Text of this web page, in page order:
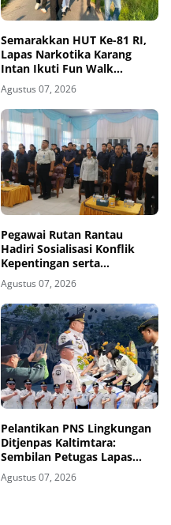
Semarakkan HUT Ke-81 RI,
Lapas Narkotika Karang
Intan Ikuti Fun Walk
Kemenimipas Kalsel
Agustus 07, 2026
Pegawai Rutan Rantau
Hadiri Sosialisasi Konflik
Kepentingan serta
Monitoring dan Evaluasi
Caraka LHKAN di Kanwil
Ditjenpas Kalsel
Agustus 07, 2026
Pelantikan PNS Lingkungan
Ditjenpas Kaltimtara:
Sembilan Petugas Lapas
Bontang Resmi Diangkat
Agustus 07, 2026